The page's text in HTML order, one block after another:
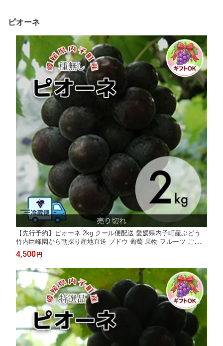
ピオーネ
【先行予約】ピオーネ 2kg クール便配送 愛媛県内子町産ぶどう
竹内巨峰園から朝採り産地直送 ブドウ 葡萄 果物 フルーツ ご家庭
用 贈り物 ギフト 農家直送 ※8月中旬から9月上旬頃出荷予定
4,500 円